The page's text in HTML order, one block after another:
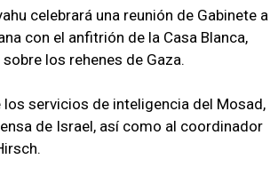
celebrará una reunión de Gabinete a
con el anfitrión de la Casa Blanca,
los rehenes de Gaza.
servicios de inteligencia del Mosad,
de Israel, así como al coordinador